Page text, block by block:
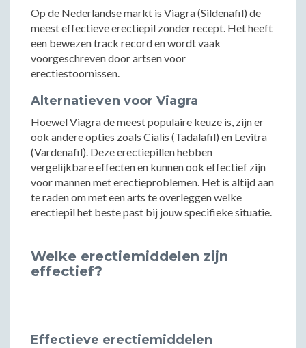
Op de Nederlandse markt is Viagra (Sildenafil) de
meest effectieve erectiepil zonder recept. Het heeft
een bewezen track record en wordt vaak
voorgeschreven door artsen voor
erectiestoornissen.
Alternatieven voor Viagra
Hoewel Viagra de meest populaire keuze is, zijn er
ook andere opties zoals Cialis (Tadalafil) en Levitra
(Vardenafil). Deze erectiepillen hebben
vergelijkbare effecten en kunnen ook effectief zijn
voor mannen met erectieproblemen. Het is altijd aan
te raden om met een arts te overleggen welke
erectiepil het beste past bij jouw specifieke situatie.
Welke erectiemiddelen zijn
effectief?
Effectieve erectiemiddelen